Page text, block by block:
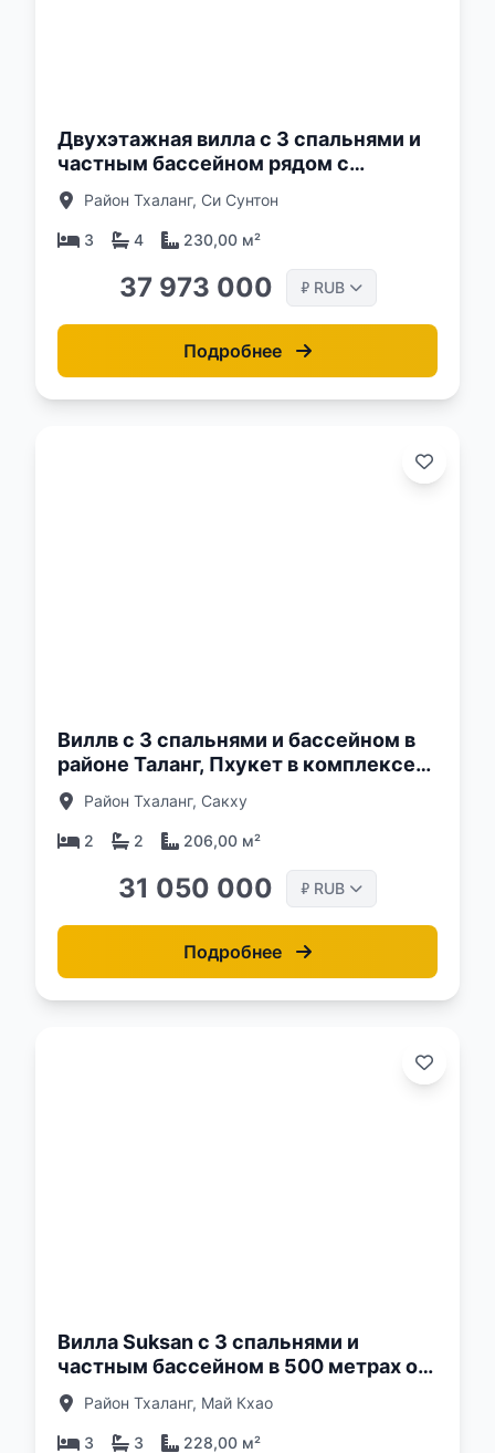
Двухэтажная вилла с 3 спальнями и
частным бассейном рядом с
международной школой HeadStart,
Пхукет в новом комплексе MORI
Район Тхаланг, Си Сунтон
3 4 230,00 м²
37 973 000 ₽ RUB
Подробнее
Виллв с 3 спальнями и бассейном в
районе Таланг, Пхукет в комплексе
Akara Pool Villa
Район Тхаланг, Сакху
2 2 206,00 м²
31 050 000 ₽ RUB
Подробнее
Вилла Suksan с 3 спальнями и
частным бассейном в 500 метрах от
пляжа Май Кхао, Пхукет в комплексе
Suksan Beachwalk
Район Тхаланг, Май Кхао
3 3 228,00 м²